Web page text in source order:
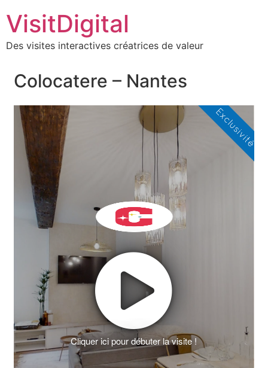
VisitDigital
Des visites interactives créatrices de valeur
Colocatere – Nantes
Cliquer ici pour débuter la visite !